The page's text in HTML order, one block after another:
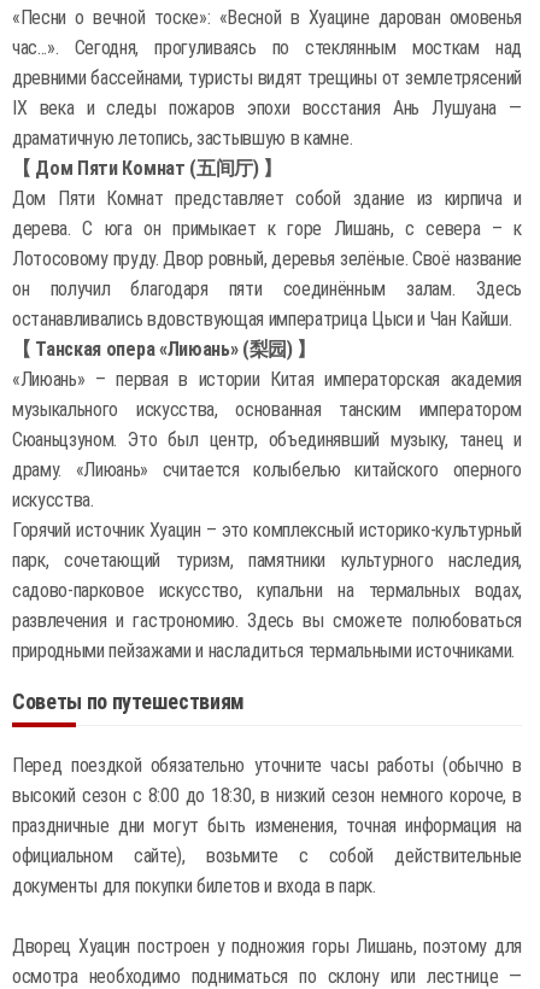
«Песни о вечной тоске»: «Весной в Хуацине дарован омовенья
час...». Сегодня, прогуливаясь по стеклянным мосткам над
древними бассейнами, туристы видят трещины от землетрясений
IX века и следы пожаров эпохи восстания Ань Лушуана —
драматичную летопись, застывшую в камне.
【 Дом Пяти Комнат (五间厅) 】
Дом Пяти Комнат представляет собой здание из кирпича и
дерева. С юга он примыкает к горе Лишань, с севера – к
Лотосовому пруду. Двор ровный, деревья зелёные. Своё название
он получил благодаря пяти соединённым залам. Здесь
останавливались вдовствующая императрица Цыси и Чан Кайши.
【 Танская опера «Лиюань» (梨园) 】
«Лиюань» – первая в истории Китая императорская академия
музыкального искусства, основанная танским императором
Сюаньцзуном. Это был центр, объединявший музыку, танец и
драму. «Лиюань» считается колыбелью китайского оперного
искусства.
Горячий источник Хуацин – это комплексный историко-культурный
парк, сочетающий туризм, памятники культурного наследия,
садово-парковое искусство, купальни на термальных водах,
развлечения и гастрономию. Здесь вы сможете полюбоваться
природными пейзажами и насладиться термальными источниками.
Советы по путешествиям
Перед поездкой обязательно уточните часы работы (обычно в
высокий сезон с 8:00 до 18:30, в низкий сезон немного короче, в
праздничные дни могут быть изменения, точная информация на
официальном сайте), возьмите с собой действительные
документы для покупки билетов и входа в парк.
Дворец Хуацин построен у подножия горы Лишань, поэтому для
осмотра необходимо подниматься по склону или лестнице —